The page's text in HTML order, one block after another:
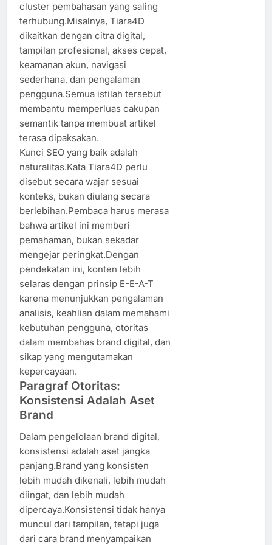
cluster pembahasan yang saling
terhubung.Misalnya, Tiara4D
dikaitkan dengan citra digital,
tampilan profesional, akses cepat,
keamanan akun, navigasi
sederhana, dan pengalaman
pengguna.Semua istilah tersebut
membantu memperluas cakupan
semantik tanpa membuat artikel
terasa dipaksakan.
Kunci SEO yang baik adalah
naturalitas.Kata Tiara4D perlu
disebut secara wajar sesuai
konteks, bukan diulang secara
berlebihan.Pembaca harus merasa
bahwa artikel ini memberi
pemahaman, bukan sekadar
mengejar peringkat.Dengan
pendekatan ini, konten lebih
selaras dengan prinsip E-E-A-T
karena menunjukkan pengalaman
analisis, keahlian dalam memahami
kebutuhan pengguna, otoritas
dalam membahas brand digital, dan
sikap yang mengutamakan
kepercayaan.
Paragraf Otoritas:
Konsistensi Adalah Aset
Brand
Dalam pengelolaan brand digital,
konsistensi adalah aset jangka
panjang.Brand yang konsisten
lebih mudah dikenali, lebih mudah
diingat, dan lebih mudah
dipercaya.Konsistensi tidak hanya
muncul dari tampilan, tetapi juga
dari cara brand menyampaikan